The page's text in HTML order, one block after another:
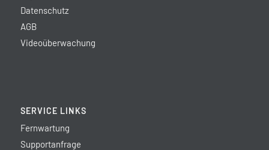
Datenschutz
AGB
Videoüberwachung
SERVICE LINKS
Fernwartung
Supportanfrage